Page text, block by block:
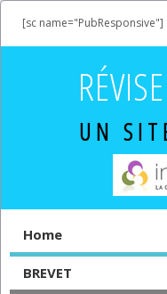
[sc name="PubResponsive"]
UN
Home
BREVET